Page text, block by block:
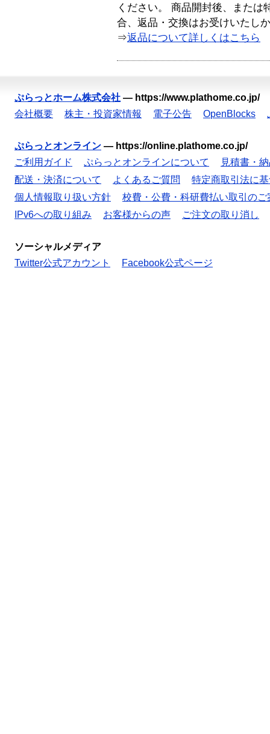
ください。 商品開封後、または
合、返品・交換はお受けいたし
⇒返品について詳しくはこちら
ぷらっとホーム株式会社 — https://www.plathome.co.jp/
会社概要
株主・投資家情報 電子公告 OpenBlocks
ぷらっとオンライン — https://online.plathome.co.jp/
ご利用ガイド
ぷらっとオンラインについて
見積書・
配送・決済について
よくあるご質問
特定商取引法に
個人情報取り扱い方針
校費・公費・科研費払い取引のご
IPv6への取り組み
お客様からの声 ご注文の取り消し
ソーシャルメディア
Twitter公式アカウント
Facebook公式ページ